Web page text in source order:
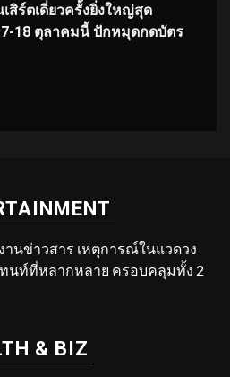
เสิร์ตเดี่ยวครั้งยิ่งใหญ่สุด
18 ตุลาคมนี้ ปักหมุดกดบัตร
นข่าวสาร เหตุการณ์ในแวดวง
นท์ที่หลากหลาย ครอบคลุมทั้ง 2
& BIZ